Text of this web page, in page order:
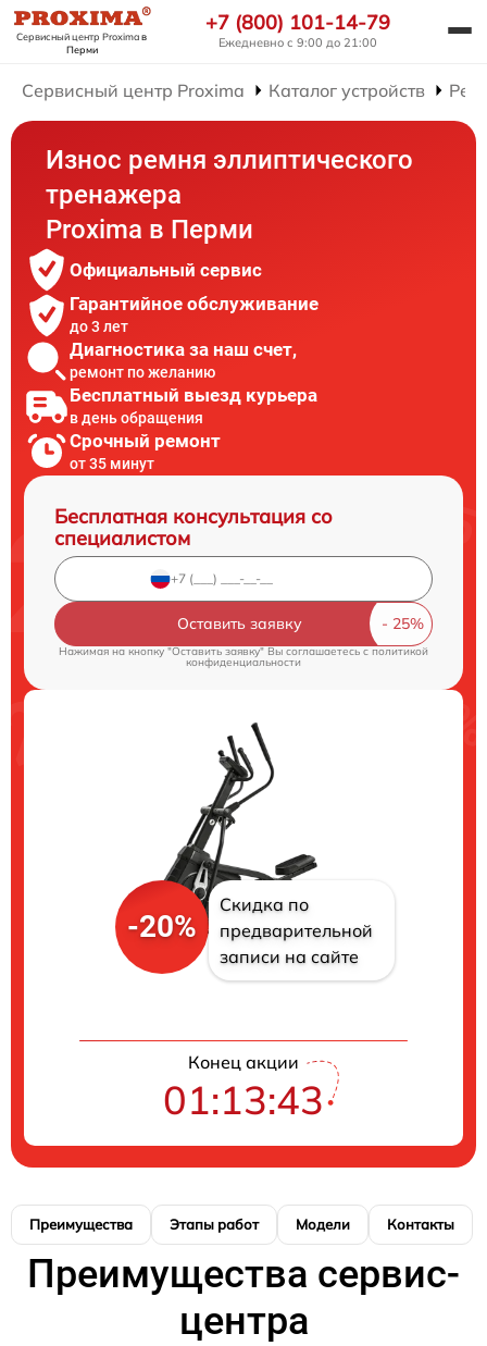
Сервисный центр Proximaв
Перми
+7 (800) 101-14-79
Ежедневно с 9:00 до 21:00
Сервисный центр Proxima Каталог устройств
Износ ремня эллиптического
тренажера
Proxima в Перми
Официальный сервис
Гарантийное обслуживание
до 3 лет
Диагностика за наш счет,
ремонт по желанию
Бесплатный выезд курьера
в день обращения
Срочный ремонт
от 35 минут
Бесплатная консультация со
специалистом
Оставить заявку
Нажимая на кнопку "Оставить заявку" Вы соглашаетесь cполитикой
конфиденциальности
-20%
Скидка по
предварительной
записи на сайте
Конец акции
01:13:43
Преимущества Этапы работ Модели Контакты
Преимущества сервис-
центра